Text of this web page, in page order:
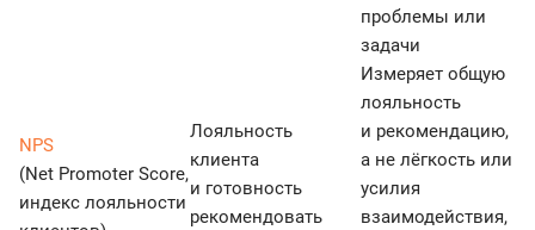
проблемы или
задачи
NPS
(Net Promoter Score,
индекс лояльности
Лояльность
клиента
и готовность
рекомендовать
Измеряет общую
лояльность
и рекомендацию,
а не лёгкость или
усилия
взаимодействия,